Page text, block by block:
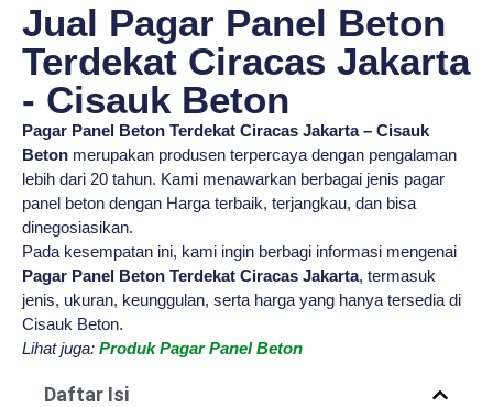
Jual Pagar Panel Beton
Terdekat Ciracas Jakarta
- Cisauk Beton
Pagar Panel Beton Terdekat Ciracas Jakarta – Cisauk
Beton merupakan produsen terpercaya dengan pengalaman
lebih dari 20 tahun. Kami menawarkan berbagai jenis pagar
panel beton dengan Harga terbaik, terjangkau, dan bisa
dinegosiasikan.
Pada kesempatan ini, kami ingin berbagi informasi mengenai
Pagar Panel Beton Terdekat Ciracas Jakarta, termasuk
jenis, ukuran, keunggulan, serta harga yang hanya tersedia di
Cisauk Beton.
Lihat juga: Produk Pagar Panel Beton
Daftar Isi